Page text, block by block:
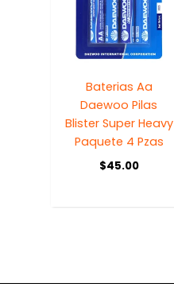
Baterias Aa
Daewoo Pilas
Blister Super Heavy
Paquete 4 Pzas
$45.00